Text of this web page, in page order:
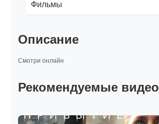
Фильмы
Описание
Смотри онлайн
Рекомендуемые видео